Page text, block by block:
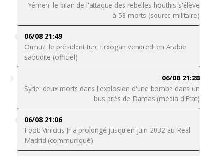
Yémen: le bilan de l'attaque des rebelles houthis s'élève
à 58 morts (source militaire)
06/08 21:49
Ormuz: le président turc Erdogan vendredi en Arabie
saoudite (officiel)
06/08 21:28
Syrie: deux morts dans l'explosion d'une bombe dans un
bus près de Damas (média d'Etat)
06/08 21:06
Foot: Vinicius Jr a prolongé jusqu'en juin 2032 au Real
Madrid (communiqué)